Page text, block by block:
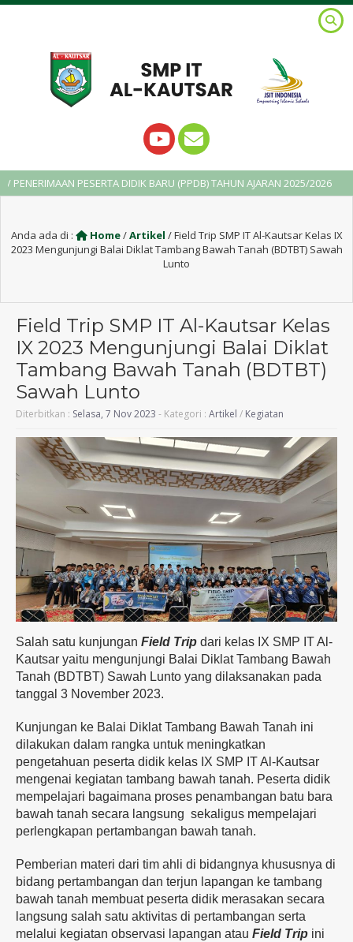
PESERTA DIDIK BARU (PPDB) TAHUN AJARAN 2025/2026
Anda ada di : Home/Artikel /Field Trip SMP IT Al-Kautsar Kelas IX
2023 Mengunjungi Balai Diklat Tambang Bawah Tanah (BDTBT) Sawah
Lunto
Field Trip SMP IT Al-Kautsar Kelas
IX 2023 Mengunjungi Balai Diklat
Tambang Bawah Tanah (BDTBT)
Sawah Lunto
Diterbitkan : Selasa, 7 Nov 2023 - Kategori : Artikel / Kegiatan
Salah satu kunjungan Field Trip dari kelas IX SMP IT Al-
Kautsar yaitu mengunjungi Balai Diklat Tambang Bawah
Tanah (BDTBT) Sawah Lunto yang dilaksanakan pada
tanggal 3 November 2023.
Kunjungan ke Balai Diklat Tambang Bawah Tanah ini
dilakukan dalam rangka untuk meningkatkan
pengetahuan peserta didik kelas IX SMP IT Al-Kautsar
mengenai kegiatan tambang bawah tanah. Peserta didik
mempelajari bagaimana proses penambangan batu bara
bawah tanah secara langsung sekaligus mempelajari
perlengkapan pertambangan bawah tanah.
Pemberian materi dari tim ahli di bidangnya khususnya di
bidang pertambangan dan terjun lapangan ke tambang
bawah tanah membuat peserta didik merasakan secara
langsung salah satu aktivitas di pertambangan serta
melalui kegiatan observasi lapangan atau Field Trip ini